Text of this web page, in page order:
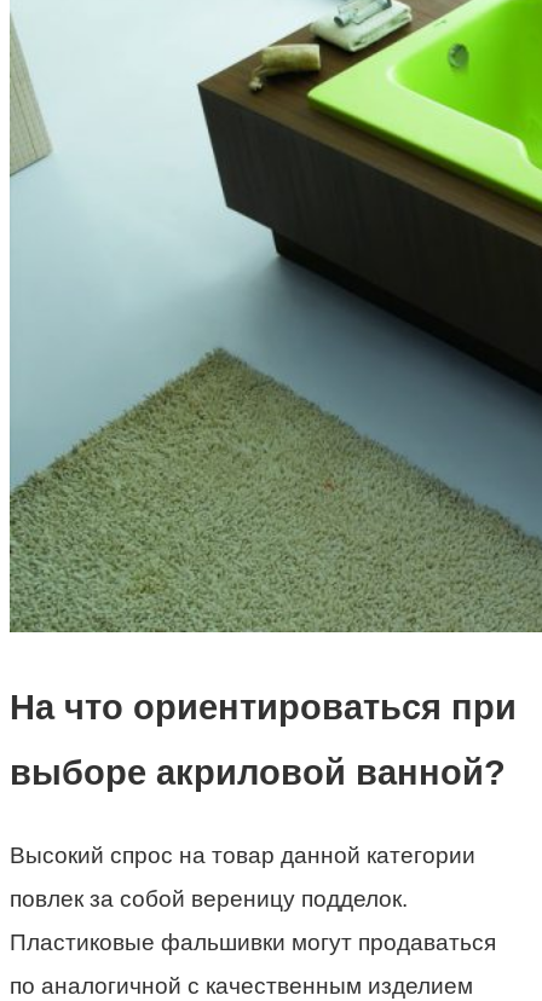
На что ориентироваться при
выборе акриловой ванной?
Высокий спрос на товар данной категории
повлек за собой вереницу подделок.
Пластиковые фальшивки могут продаваться
по аналогичной с качественным изделием